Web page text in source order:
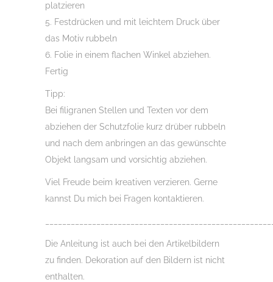
platzieren
5. Festdrücken und mit leichtem Druck über
das Motiv rubbeln
6. Folie in einem flachen Winkel abziehen.
Fertig
Tipp:
Bei filigranen Stellen und Texten vor dem
abziehen der Schutzfolie kurz drüber rubbeln
und nach dem anbringen an das gewünschte
Objekt langsam und vorsichtig abziehen.
Viel Freude beim kreativen verzieren. Gerne
kannst Du mich bei Fragen kontaktieren.
Die Anleitung ist auch bei den Artikelbildern
zu finden. Dekoration auf den Bildern ist nicht
enthalten.